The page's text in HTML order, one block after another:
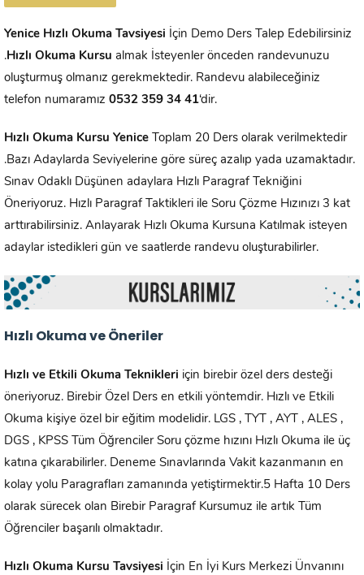
Yenice Hızlı Okuma Tavsiyesi İçin Demo Ders Talep Edebilirsiniz
.Hızlı Okuma Kursu almak İsteyenler önceden randevunuzu
oluşturmuş olmanız gerekmektedir. Randevu alabileceğiniz
telefon numaramız 0532 359 34 41‘dir.
Hızlı Okuma Kursu Yenice Toplam 20 Ders olarak verilmektedir
.Bazı Adaylarda Seviyelerine göre süreç azalıp yada uzamaktadır.
Sınav Odaklı Düşünen adaylara Hızlı Paragraf Tekniğini
Öneriyoruz. Hızlı Paragraf Taktikleri ile Soru Çözme Hızınızı 3 kat
arttırabilirsiniz. Anlayarak Hızlı Okuma Kursuna Katılmak isteyen
adaylar istedikleri gün ve saatlerde randevu oluşturabilirler.
Hızlı Okuma ve Öneriler
Hızlı ve Etkili Okuma Teknikleri için birebir özel ders desteği
öneriyoruz. Birebir Özel Ders en etkili yöntemdir. Hızlı ve Etkili
Okuma kişiye özel bir eğitim modelidir. LGS , TYT , AYT , ALES ,
DGS , KPSS Tüm Öğrenciler Soru çözme hızını Hızlı Okuma ile üç
katına çıkarabilirler. Deneme Sınavlarında Vakit kazanmanın en
kolay yolu Paragrafları zamanında yetiştirmektir.5 Hafta 10 Ders
olarak sürecek olan Birebir Paragraf Kursumuz ile artık Tüm
Öğrenciler başarılı olmaktadır.
Hızlı Okuma Kursu Tavsiyesi İçin En İyi Kurs Merkezi Ünvanını